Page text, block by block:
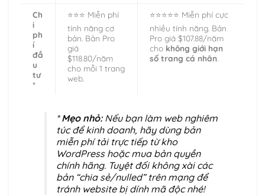
Ch
i
ph
í
đầ
u
tư
*
⭐⭐⭐ Miễn phí
tính năng cơ
bản. Bản Pro
giá
$118.80/năm
cho mỗi 1 trang
web.
⭐⭐⭐⭐⭐ Miễn phí cực
nhiều tính năng. Bản
Pro giá $107.88/năm
cho không giới hạn
số trang cá nhân
*Mẹo nhỏ:Nếu bạn làm web nghiêm
túc để kinh doanh, hãy dùng bản
miễn phí tải trực tiếp từ kho
WordPress hoặc mua bản quyền
chính hãng. Tuyệt đối không xài các
bản “chia sẻ/nulled” trên mạng để
tránh website bị dính mã độc nhé!